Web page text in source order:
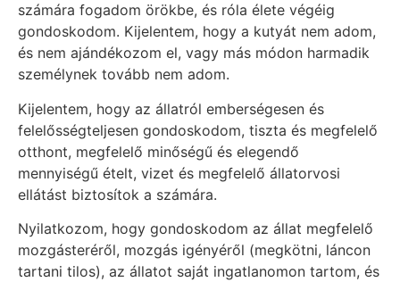
számára fogadom örökbe, és róla élete végéig
gondoskodom. Kijelentem, hogy a kutyát nem adom,
és nem ajándékozom el, vagy más módon harmadik
személynek tovább nem adom.
Kijelentem, hogy az állatról emberségesen és
felelősségteljesen gondoskodom, tiszta és megfelelő
otthont, megfelelő minőségű és elegendő
mennyiségű ételt, vizet és megfelelő állatorvosi
ellátást biztosítok a számára.
Nyilatkozom, hogy gondoskodom az állat megfelelő
mozgásteréről, mozgás igényéről (megkötni, láncon
tartani tilos), az állatot saját ingatlanomon tartom, és